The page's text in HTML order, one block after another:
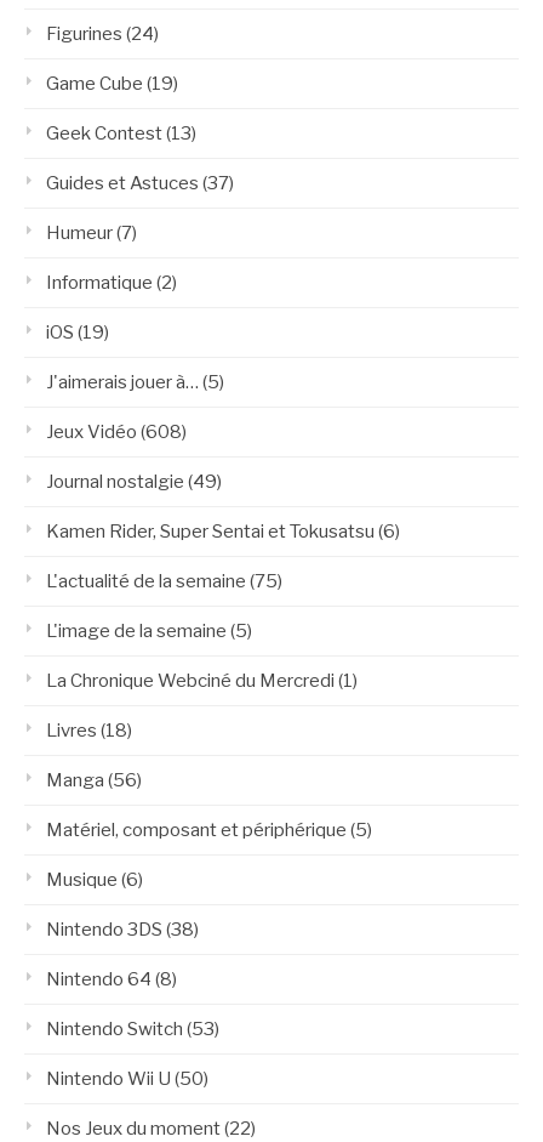
Figurines (24)
Game Cube (19)
Geek Contest(13)
Guides et Astuces (37)
Humeur(7)
Informatique (2)
iOS (19)
J'aimerais jouer à… (5)
Jeux Vidéo (608)
Journal nostalgie (49)
Kamen Rider, Super Sentai et Tokusatsu (6)
L'actualité de la semaine (75)
L'image de la semaine (5)
La Chronique Webciné du Mercredi (1)
Livres (18)
Manga (56)
Matériel, composant et périphérique (5)
Musique (6)
Nintendo 3DS (38)
Nintendo 64 (8)
Nintendo Switch (53)
Nintendo Wii U (50)
Nos Jeux du moment(22)